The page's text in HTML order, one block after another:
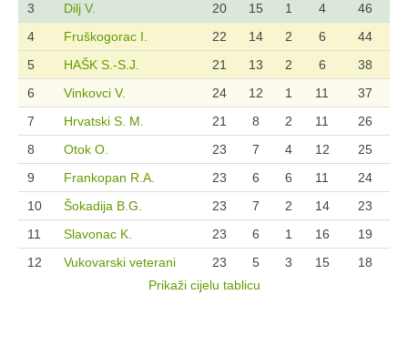
3
Dilj V. 20 15 1 4
46
4
Fruškogorac I. 22 14 2 6
44
5
HAŠK S.-S.J. 21 13 2 6
38
6
Vinkovci V. 24 12 1 11
37
7
Hrvatski S. M. 21 8 2 11
26
8
Otok O. 23 7 4 12
25
9
Frankopan R.A. 23 6 6 11
24
10
Šokadija B.G. 23 7 2 14
23
11
Slavonac K. 23 6 1 16
19
12
Vukovarski veterani 23 5 3 15
18
Prikaži cijelu tablicu